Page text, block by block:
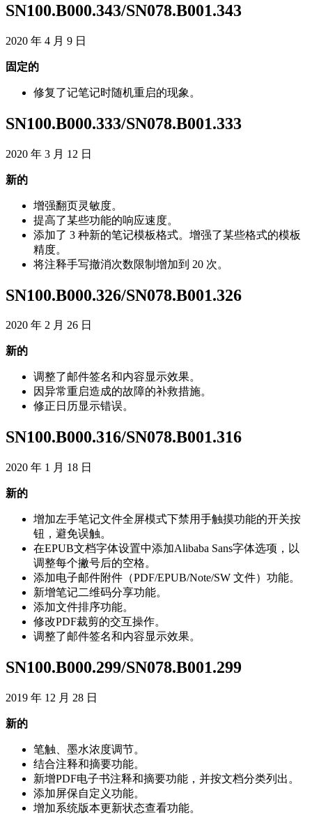
SN100.B000.343/SN078.B001.343
2020 年 4 月 9 日
固定的
修复了记笔记时随机重启的现象 。
SN100.B000.333/SN078.B001.333
2020 年 3 月 12 日
新的
增强翻页灵敏度。
提高了某些功能的响应速度。
添加了 3 种新的笔记模板格式。 增强了某些格式的模板
精度。
将注释手写撤消次数限制 增加到 20 次。
SN100.B000.326/SN078.B001.326
2020 年 2 月 26 日
新的
调整了邮件签名和内容显示效果。
因异常重启造成的故障的补救措施。
修正 日 历显示错误。
SN100.B000.316/SN078.B001.316
2020 年 1 月 18 日
新的
增加左手笔记文件全屏模式下禁用手触摸功能的开关按
钮 ， 避免误触。
在EPUB文档字体设置中添加Alibaba Sans字体选项 ， 以
调整每个撇号后的空格。
添加电子邮件附件 （PDF/EPUB/Note/SW 文件） 功能。
新增笔记二维码分享功能。
添加文件排序功能。
修改PDF裁剪的交互操作。
调整了邮件签名和内容显示效果。
SN100.B000.299/SN078.B001.299
2019 年 12 月 28 日
新的
笔触 墨水浓度调节。
结合注释和摘要功能。
新增PDF电子书注释和摘要功能 ， 并按文档分类列 出 。
添加屏保自定 义功能。
增加系统版本更新状态查看功能。